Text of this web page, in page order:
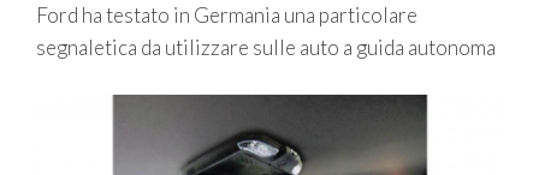
Ford ha testato in Germania una particolare
segnaletica da utilizzare sulle auto a guida autonoma